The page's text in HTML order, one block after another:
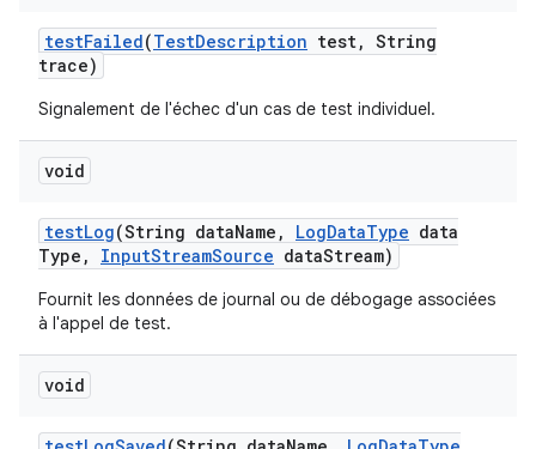
testFailed(TestDescription test, String
trace)
Signalement de l'échec d'un cas de test individuel.
void
testLog(String dataName , LogDataType data
Type , InputStreamSource dataStream)
Fournit les données de journal ou de débogage associées
à l'appel de test.
void